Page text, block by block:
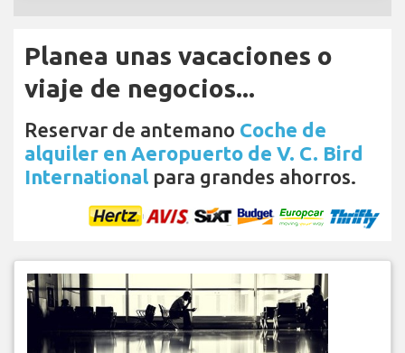
Planea unas vacaciones o
viaje de negocios...
Reservar de antemano Coche de
alquiler en Aeropuerto de V. C. Bird
International para grandes ahorros.